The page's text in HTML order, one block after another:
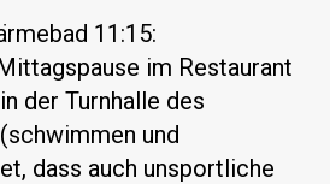
11:15:
im Restaurant
der Turnhalle des
und
dass auch unsportliche